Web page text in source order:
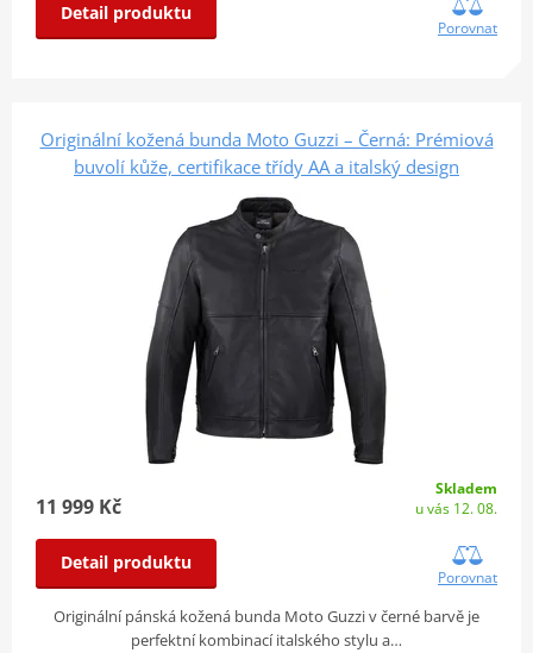
Detail produktu
Porovnat
Originální kožená bunda Moto Guzzi – Černá: Prémiová
buvolí kůže, certifikace třídy AA a italský design
11 999 Kč
Skladem
u vás 12. 08.
Detail produktu
Porovnat
Originální pánská kožená bunda Moto Guzzi v černé barvě je
perfektní kombinací italského stylu a…